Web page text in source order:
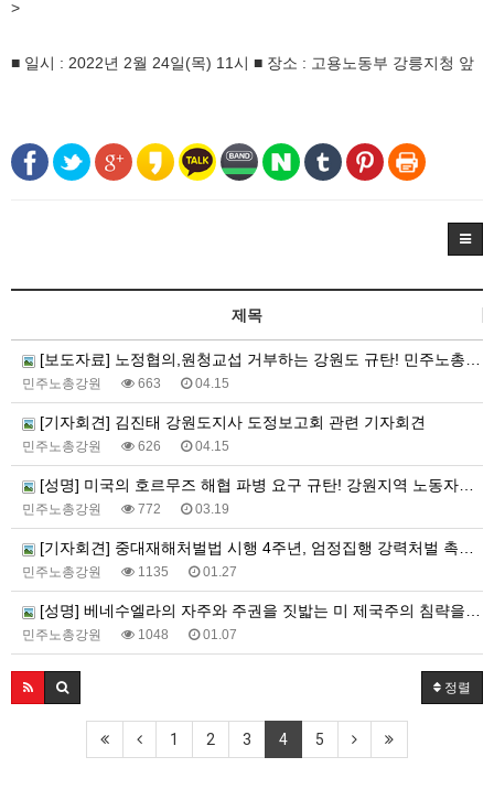
>
■ 일시 : 2022년 2월 24일(목) 11시 ■ 장소 : 고용노동부 강릉지청 앞
제목
[보도자료] 노정협의,원청교섭 거부하는 강원도 규탄! 민주노총 강원지역본부 공동투쟁의 날 진행
민주노총강원 663 04.15
[기자회견] 김진태 강원도지사 도정보고회 관련 기자회견
민주노총강원 626 04.15
[성명] 미국의 호르무즈 해협 파병 요구 규탄! 강원지역 노동자들은 침략전쟁 동참 요구를 단호히 거부한다!
민주노총강원 772 03.19
[기자회견] 중대재해처벌법 시행 4주년, 엄정집행 강력처벌 촉구 민주노총 강원지역본부 기자회견
민주노총강원 1135 01.27
[성명] 베네수엘라의 자주와 주권을 짓밟는 미 제국주의 침략을 규탄한다!
민주노총강원 1048 01.07
정렬
1 2 3 4 5